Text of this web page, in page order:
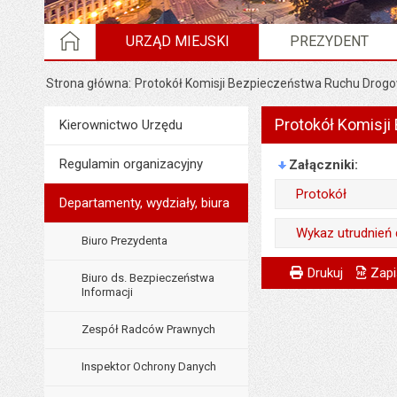
STRONA GŁÓWNA
URZĄD MIEJSKI PREZYDENT
Strona główna Protokół Komisji Bezpieczeństwa Ruchu
MenuUrząd Miejski
Kierownictwo Urzędu
Regulamin organizacyjny
Departamenty, wydziały, biura
Biuro Prezydenta
Biuro ds. Bezpieczeństwa
Informacji
Zespół Radców Prawnych
Inspektor Ochrony Danych
Protokół
Załączniki
Protokół
Wytworzył:
Data wytworzenia:
Opublikował w BIP:
Wykaz utrudnień
Wytworzył:
Data wytworzenia:
Metryczka
Odpowiedzialny
Powiadom
Drukuj